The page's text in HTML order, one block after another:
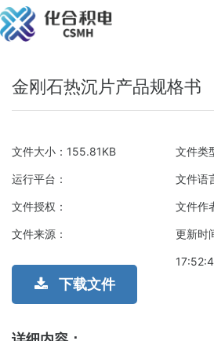
金刚石热沉片产品规格书
文件大小：155.81KB 文件类
运行平台： 文件语
文件授权： 文件作
文件来源： 更新时
下载文件